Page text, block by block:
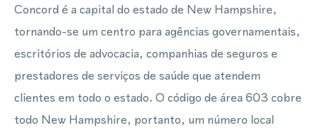
Concord é a capital do estado de New Hampshire,
tornando-se um centro para agências governamentais,
escritórios de advocacia, companhias de seguros e
prestadores de serviços de saúde que atendem
clientes em todo o estado. O código de área 603 cobre
todo New Hampshire, portanto, um número local